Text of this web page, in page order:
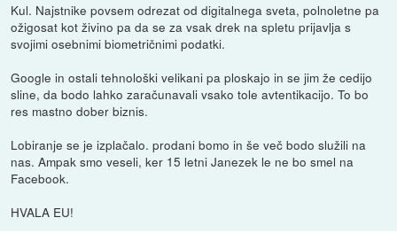
Kul. Najstnike povsem odrezat od digitalnega sveta, polnoletne pa
ožigosat kot živino pa da se za vsak drek na spletu prijavlja s
svojimi osebnimi biometričnimi podatki.
Google in ostali tehnološki velikani pa ploskajo in se jim že cedijo
sline, da bodo lahko zaračunavali vsako tole avtentikacijo. To bo
res mastno dober biznis.
Lobiranje se je izplačalo. prodani bomo in še več bodo služili na
nas. Ampak smo veseli, ker 15 letni Janezek le ne bo smel na
Facebook.
HVALA EU!